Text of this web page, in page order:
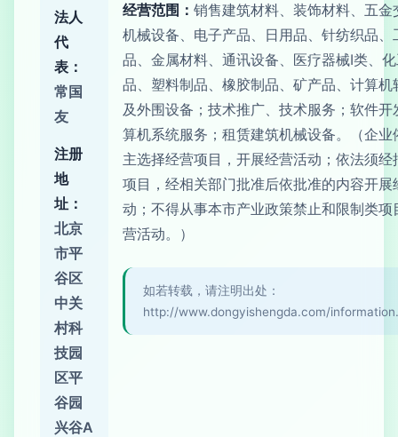
法人
代
表：
常国
友
注册
地
址：
北京
市平
谷区
中关
村科
技园
区平
谷园
兴谷A
经营范围： 销售建筑材料、装饰材料、五金
机械设备、电子产品、日用品、针纺织品、
品、金属材料、通讯设备、医疗器械I类、
品、塑料制品、橡胶制品、矿产品、计算机
及外围设备；技术推广、技术服务；软件开
算机系统服务；租赁建筑机械设备。（企业
主选择经营项目，开展经营活动；依法须经
项目，经相关部门批准后依批准的内容开展
动；不得从事本市产业政策禁止和限制类项
营活动。）
如若转载，请注明出处：
http://www.dongyishengda.com/